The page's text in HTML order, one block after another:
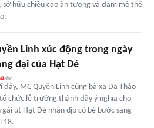
sở hữu chiều cao ấn tượng và đam mê thể
Linh xúc động trong ngày
đại của Hạt Dẻ
đây, MC Quyền Linh cùng bà xã Dạ Thảo
chức lễ trưởng thành đầy ý nghĩa cho
gái út Hạt Dẻ nhân dịp cô bé bước sang
18.